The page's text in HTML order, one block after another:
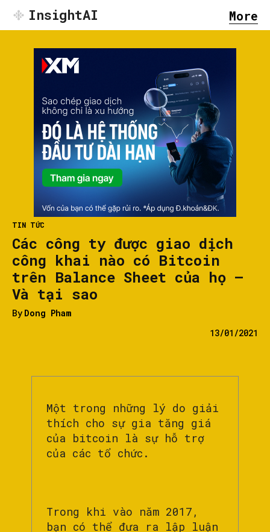
InsightAI More
TIN TỨC
Các công ty được giao dịch
công khai nào có Bitcoin
trên Balance Sheet của họ –
Và tại sao
By Dong Pham
13/01/2021
Một trong những lý do giải
thích cho sự gia tăng giá
của bitcoin là sự hỗ trợ
của các tổ chức.
Trong khi vào năm 2017,
bạn có thể đưa ra lập luận